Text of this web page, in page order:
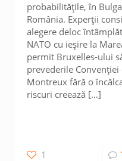
probabilitățile, în
România. Experții
alegere deloc
NATO cu ieșire la
permit Bruxelles-ului
prevederile Convenției
Montreux fără o
riscuri creează […]
1